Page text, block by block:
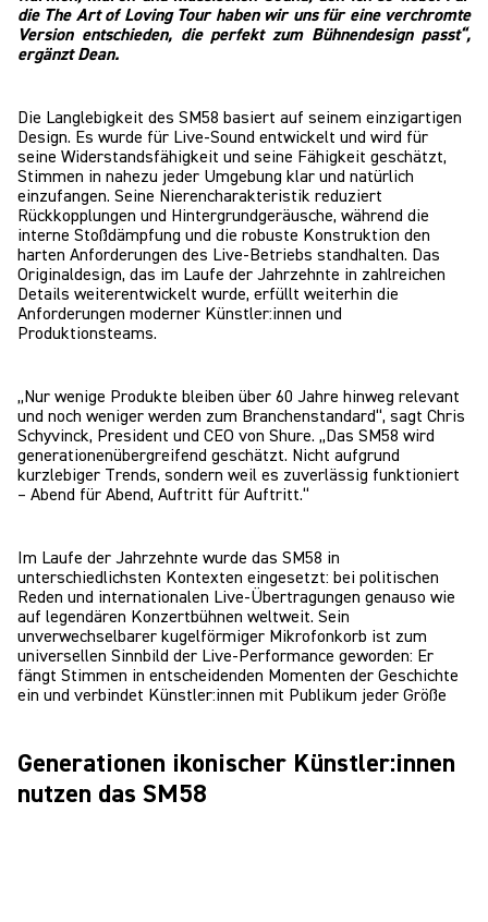
die The Art of Loving Tour haben wir uns für eine verchromte
Version entschieden, die perfekt zum Bühnendesign passt“,
ergänzt Dean.
Die Langlebigkeit des SM58 basiert auf seinem einzigartigen
Design. Es wurde für Live-Sound entwickelt und wird für
seine Widerstandsfähigkeit und seine Fähigkeit geschätzt,
Stimmen in nahezu jeder Umgebung klar und natürlich
einzufangen. Seine Nierencharakteristik reduziert
Rückkopplungen und Hintergrundgeräusche, während die
interne Stoßdämpfung und die robuste Konstruktion den
harten Anforderungen des Live-Betriebs standhalten. Das
Originaldesign, das im Laufe der Jahrzehnte in zahlreichen
Details weiterentwickelt wurde, erfüllt weiterhin die
Anforderungen moderner Künstler:innen und
Produktionsteams.
„Nur wenige Produkte bleiben über 60 Jahre hinweg relevant
und noch weniger werden zum Branchenstandard“, sagt Chris
Schyvinck, President und CEO von Shure. „Das SM58 wird
generationenübergreifend geschätzt. Nicht aufgrund
kurzlebiger Trends, sondern weil es zuverlässig funktioniert
– Abend für Abend, Auftritt für Auftritt.“
Im Laufe der Jahrzehnte wurde das SM58 in
unterschiedlichsten Kontexten eingesetzt: bei politischen
Reden und internationalen Live-Übertragungen genauso wie
auf legendären Konzertbühnen weltweit. Sein
unverwechselbarer kugelförmiger Mikrofonkorb ist zum
universellen Sinnbild der Live-Performance geworden: Er
fängt Stimmen in entscheidenden Momenten der Geschichte
ein und verbindet Künstler:innen mit Publikum jeder Größe
Generationen ikonischer Künstler:innen
nutzen das SM58